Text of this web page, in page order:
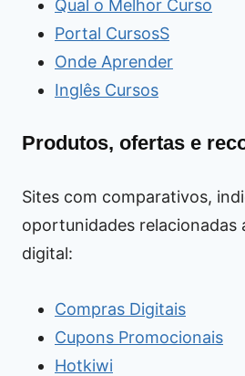
Qual o Melhor Curso
Portal CursosS
Onde Aprender
Inglês Cursos
Produtos, ofertas e
Sites com comparativos,
oportunidades relacionadas
digital:
Compras Digitais
Cupons Promocionais
Hotkiwi